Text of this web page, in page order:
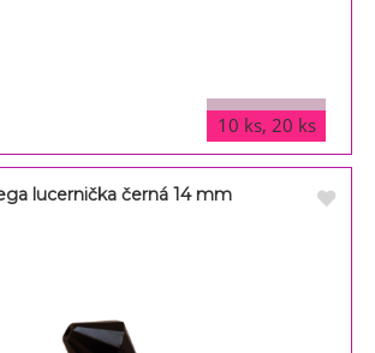
varianty
10 ks, 20 ks
lucernička černá 14 mm